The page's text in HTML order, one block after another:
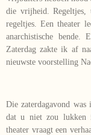
die vrijheid.
regeltjes. Een theater
anarchistische
Zaterdag zakte ik af
nieuwste voorstelling
Die zaterdagavond
dat u niet zou lukken
theater vraagt een